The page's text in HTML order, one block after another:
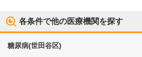
各条件で他の医療機関を探す
糖尿病(世田谷区)